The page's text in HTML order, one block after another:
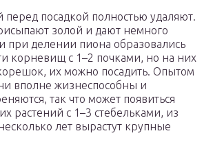
перед посадкой полностью удаляют.
золой и дают немного
при делении пиона образовались
корневищ с 1–2 почками, но на них
их можно посадить. Опытом
вполне жизнеспособны и
так что может появиться
растений с 1–3 стебельками, из
лет вырастут крупные